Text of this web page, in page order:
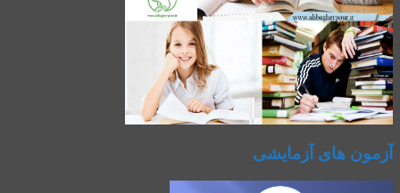
آزمون های آزمایشی